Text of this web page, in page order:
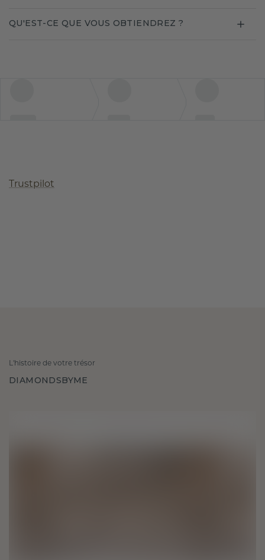
QU'EST-CE QUE VOUS OBTIENDREZ ?
Trustpilot
L'histoire de votre trésor
DIAMONDSBYME